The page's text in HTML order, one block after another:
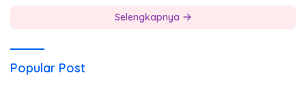
Selengkapnya
Popular Post